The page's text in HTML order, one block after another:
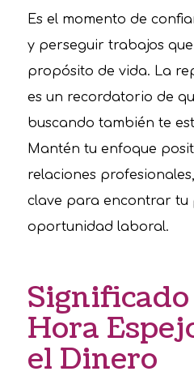
Es el momento de
y perseguir trabajos
propósito de vida. La
es un recordatorio de
buscando también te
Mantén tu enfoque
relaciones
clave para encontrar tu
oportunidad laboral.
Hora
el Dinero